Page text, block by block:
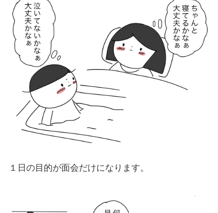
１日の目的が面会だけになります。